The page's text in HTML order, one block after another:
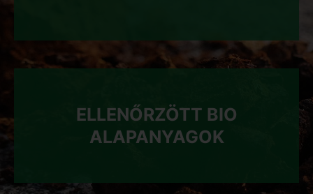
ELLENŐRZÖTT BIO
ALAPANYAGOK